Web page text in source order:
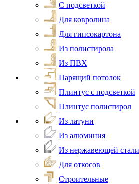
С подсветкой
Для ковролина
Для гипсокартона
Из полистирола
Из ПВХ
Парящий потолок
Плинтус с подсветкой
Плинтус полистирол
Из латуни
Из алюминия
Из нержавеющей стали
Для откосов
Строительные